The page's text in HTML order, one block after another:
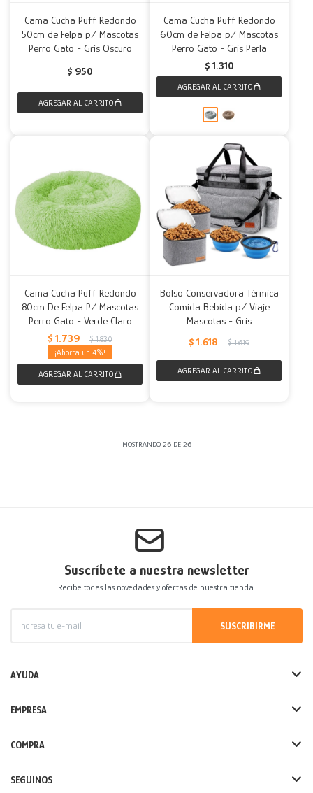
Cama Cucha Puff Redondo
50cm de Felpa p/ Mascotas
Perro Gato - Gris Oscuro
$ 950
Cama Cucha Puff Redondo
60cm de Felpa p/ Mascotas
Perro Gato - Gris Perla
$ 1.310
Cama Cucha Puff Redondo
80cm De Felpa P/ Mascotas
Perro Gato - Verde Claro
$ 1.739 $ 1.830
4
Bolso Conservadora Térmica
Comida Bebida p/ Viaje
Mascotas - Gris
$ 1.618 $ 1.619
MOSTRANDO 26DE 26
Suscríbete a nuestra newsletter
Recibe todas las novedades y ofertas de nuestra tienda.
SUSCRIBIRME
AYUDA
EMPRESA
COMPRA
SEGUINOS